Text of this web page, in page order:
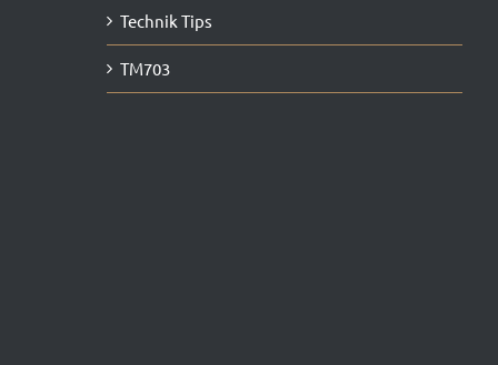
Technik Tips
TM703